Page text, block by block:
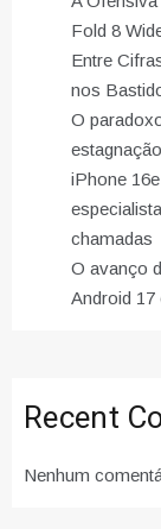
Fold 8
Entre
nos
O
iPhone
chamadas
O avanço
Android 17
Recent
Nenhum